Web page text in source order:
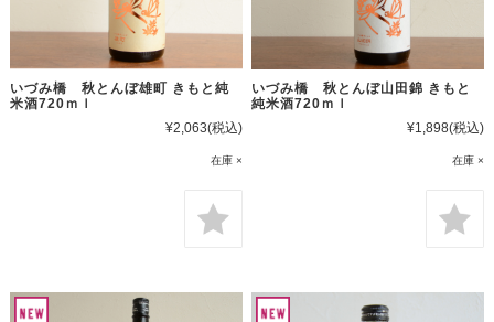
いづみ橋 秋とんぼ雄町 きもと純
米酒720ｍｌ
¥2,063(税込)
在庫 ×
いづみ橋 秋とんぼ山田錦 きもと
純米酒720ｍｌ
¥1,898(税込)
在庫 ×